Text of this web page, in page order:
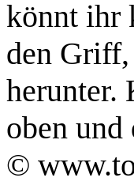
könnt ihr
den
herunter.
oben
©